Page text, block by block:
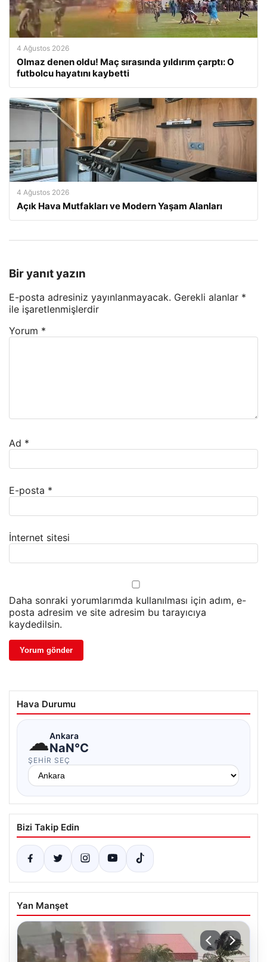
4 Ağustos 2026
Olmaz denen oldu! Maç sırasında yıldırım çarptı: O
futbolcu hayatını kaybetti
4 Ağustos 2026
Açık Hava Mutfakları ve Modern Yaşam Alanları
Bir yanıt yazın
E-posta adresiniz yayınlanmayacak. Gerekli alanlar *
ile işaretlenmişlerdir
Yorum *
Ad *
E-posta *
İnternet sitesi
Daha sonraki yorumlarımda kullanılması için adım, e-
posta adresim ve site adresim bu tarayıcıya
kaydedilsin.
Hava Durumu
☁Ankara
NaN°C
ŞEHIR SEÇ
Bizi Takip Edin
Yan Manşet